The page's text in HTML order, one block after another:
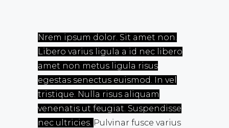
Nrem ipsum dolor. Sit amet non.
Libero varius ligula a id nec libero
amet non metus ligula risus
egestas senectus euismod. In vel
tristique. Nulla risus aliquam
venenatis ut feugiat. Suspendisse
nec ultricies. Pulvinar fusce varius